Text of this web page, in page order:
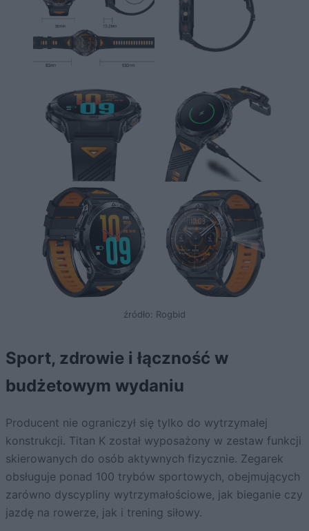
źródło: Rogbid
Sport, zdrowie i łączność w
budżetowym wydaniu
Producent nie ograniczył się tylko do wytrzymałej
konstrukcji. Titan K został wyposażony w zestaw funkcji
skierowanych do osób aktywnych fizycznie. Zegarek
obsługuje ponad 100 trybów sportowych, obejmujących
zarówno dyscypliny wytrzymałościowe, jak bieganie czy
jazdę na rowerze, jak i trening siłowy.